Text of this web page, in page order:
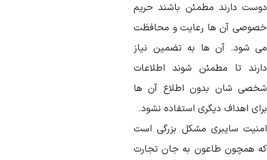
دارند مطمئن باشند حریم
آن ها رعایت و محافظت
شود. آن ها به تضمین نیاز
تا مطمئن شوند اطلاعات
شان بدون اطلاع آن ها
اهداف دیگری استفاده نشود.
سایبری مشکل بزرگی است
همچون طاعون به جان تجارت